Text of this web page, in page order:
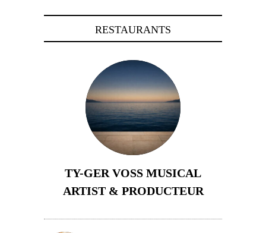
RESTAURANTS
TY-GER VOSS MUSICAL
ARTIST & PRODUCTEUR